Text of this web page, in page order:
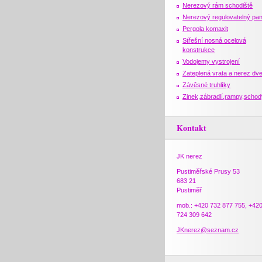
Nerezový rám schodiště
Nerezový regulovatelný
Pergola komaxit
Střešní nosná ocelová
konstrukce
Vodojemy vystrojení
Zateplená vrata a nerez
Závěsné truhlíky
Kontakt
JK nerez
Pustiměřské Prusy 53
683 21
Pustiměř
mob.: +420 732 877 755, +420
724 309 642
JKnerez@seznam.cz